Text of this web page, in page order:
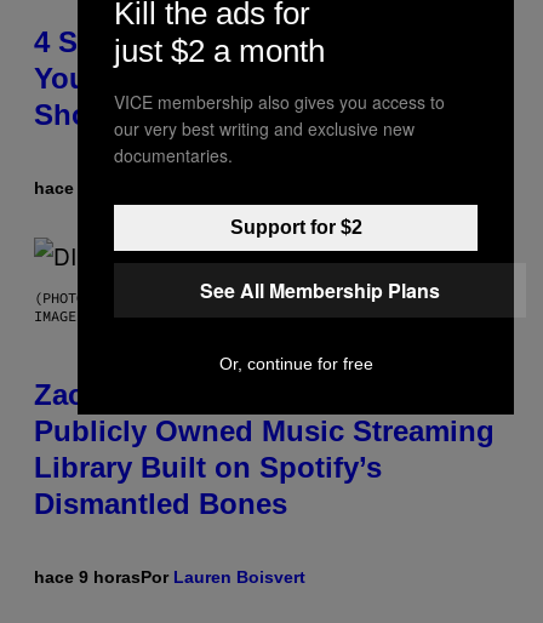
4 Shoegaze Songs to Listen to if
You Don’t Know if You Like
Shoegaze
hace 8 horas
(PHOTO BY ROBERTO PANUCCI – CORBIS/CORBIS VIA GETTY
IMAGES)
Zachary Cole Smith Wants a
Publicly Owned Music Streaming
Library Built on Spotify’s
Dismantled Bones
hace 9 horasPor Lauren Boisvert
Kill the ads for
just $2 a month
VICE membership also gives you access to
our very best writing and exclusive new
documentaries.
Support for $2
See All Membership Plans
Or, continue for free